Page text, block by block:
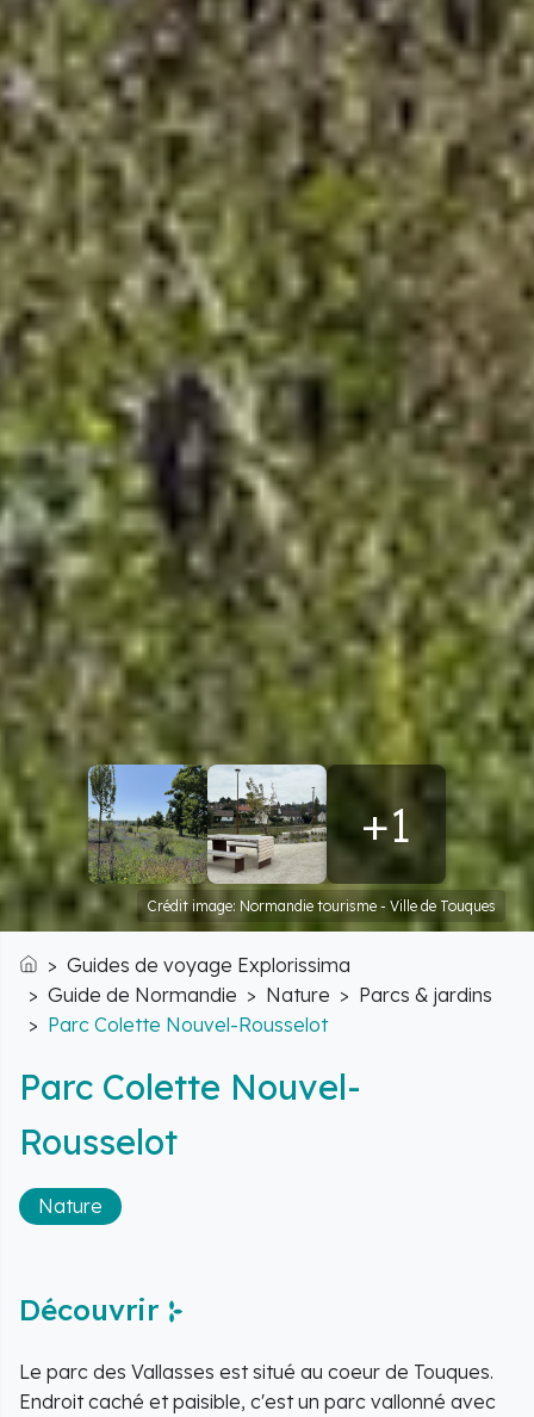
+1
Crédit image: Normandie tourisme - Ville de Touques
Accueil
Guides de voyage Explorissima
Guide de Normandie
Nature
Parcs & jardins
Parc Colette Nouvel-Rousselot
Parc Colette Nouvel-
Rousselot
Nature
Découvrir
Le parc des Vallasses est situé au coeur de Touques.
Endroit caché et paisible, c'est un parc vallonné avec